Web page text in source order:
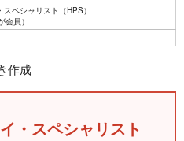
ペシャリスト（HPS）
会員）
作成
・スペシャリスト